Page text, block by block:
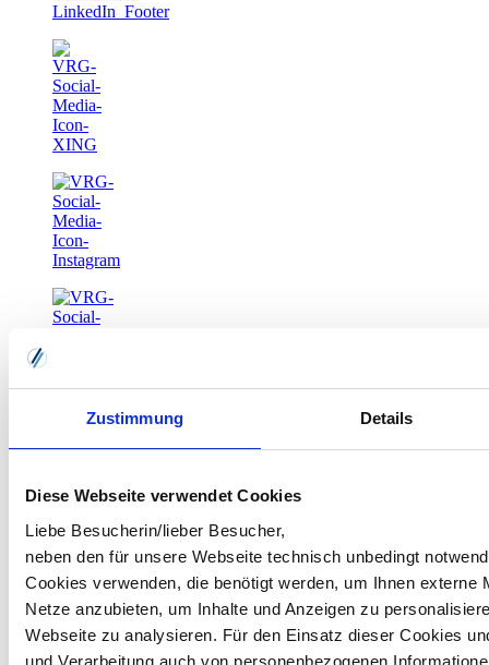
Zustimmung Details
Diese Webseite verwendet Cookies
Liebe Besucherin/lieber Besucher,
neben den für unsere Webseite technisch unbedingt
Cookies verwenden, die benötigt werden, um Ihnen externe
Netze anzubieten, um Inhalte und Anzeigen zu
Webseite zu analysieren. Für den Einsatz dieser Cookies
und Verarbeitung auch von personenbezogenen